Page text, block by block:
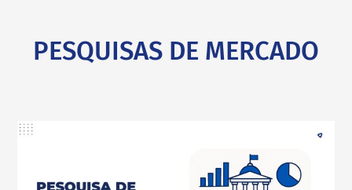
PESQUISAS DE MERCADO